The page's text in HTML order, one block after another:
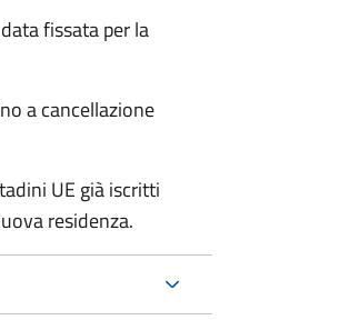
fissata per la
a cancellazione
UE già iscritti
residenza.